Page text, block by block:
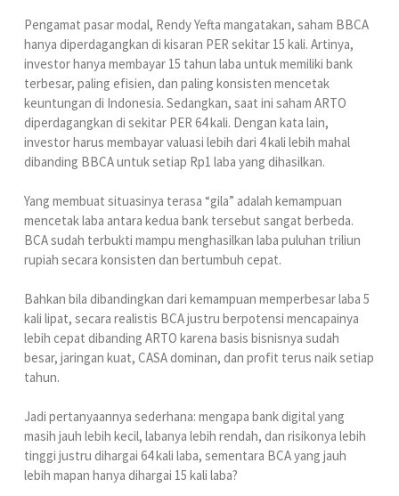
Pengamat pasar modal, Rendy Yefta mangatakan, saham BBCA
hanya diperdagangkan di kisaran PER sekitar 15 kali. Artinya,
investor hanya membayar 15 tahun laba untuk memiliki bank
terbesar, paling efisien, dan paling konsisten mencetak
keuntungan di Indonesia. Sedangkan, saat ini saham ARTO
diperdagangkan di sekitar PER 64 kali. Dengan kata lain,
investor harus membayar valuasi lebih dari 4 kali lebih mahal
dibanding BBCA untuk setiap Rp1 laba yang dihasilkan.
Yang membuat situasinya terasa “gila” adalah kemampuan
mencetak laba antara kedua bank tersebut sangat berbeda.
BCA sudah terbukti mampu menghasilkan laba puluhan triliun
rupiah secara konsisten dan bertumbuh cepat.
Bahkan bila dibandingkan dari kemampuan memperbesar laba 5
kali lipat, secara realistis BCA justru berpotensi mencapainya
lebih cepat dibanding ARTO karena basis bisnisnya sudah
besar, jaringan kuat, CASA dominan, dan profit terus naik setiap
tahun.
Jadi pertanyaannya sederhana: mengapa bank digital yang
masih jauh lebih kecil, labanya lebih rendah, dan risikonya lebih
tinggi justru dihargai 64 kali laba, sementara BCA yang jauh
lebih mapan hanya dihargai 15 kali laba?